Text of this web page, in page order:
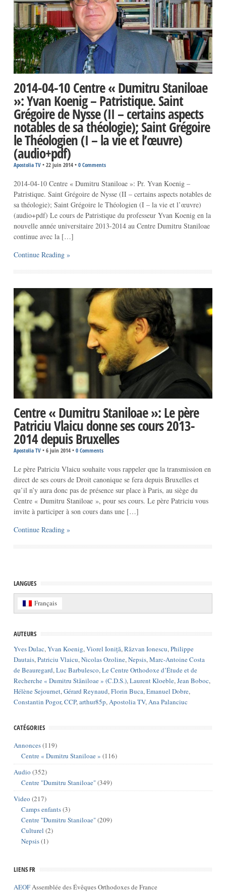
2014-04-10 Centre « Dumitru Staniloae
»: Yvan Koenig – Patristique. Saint
Grégoire de Nysse (II – certains aspects
notables de sa théologie); Saint Grégoire
le Théologien (I – la vie et l’œuvre)
(audio+pdf)
Apostolia TV• 22 juin 2014• 0 Comments
2014-04-10 Centre « Dumitru Staniloae »: Pr. Yvan Koenig –
Patristique. Saint Grégoire de Nysse (II – certains aspects notables de
sa théologie); Saint Grégoire le Théologien (I – la vie et l’œuvre)
(audio+pdf) Le cours de Patristique du professeur Yvan Koenig en la
nouvelle année universitaire 2013-2014 au Centre Dumitru Staniloae
continue avec la […]
Continue Reading »
Centre « Dumitru Staniloae »: Le père
Patriciu Vlaicu donne ses cours 2013-
2014 depuis Bruxelles
Apostolia TV• 6 juin 2014• 0 Comments
Le père Patriciu Vlaicu souhaite vous rappeler que la transmission en
direct de ses cours de Droit canonique se fera depuis Bruxelles et
qu’il n’y aura donc pas de présence sur place à Paris, au siège du
Centre « Dumitru Staniloae », pour ses cours. Le père Patriciu vous
invite à participer à son cours dans une […]
Continue Reading »
LANGUES
Français
AUTEURS
Yves Dulac,Yvan Koenig,Viorel Ioniță,Răzvan Ionescu,Philippe
Dautais,Patriciu Vlaicu,Nicolas Ozoline,Nepsis,Marc-Antoine Costa
de Beauregard,Luc Barbulesco,Le Centre Orthodoxe d’Étude et de
Recherche « Dumitru Stăniloae » (C.D.S.),Laurent Kloeble,Jean Boboc,
Hélène Sejournet,Gérard Reynaud,Florin Buca,Emanuel Dobre,
Constantin Pogor,CCP,arthur85p,Apostolia TV,Ana Palanciuc
CATÉGORIES
Annonces(119)
Centre « Dumitru Staniloae » (116)
Audio (352)
Centre "Dumitru Staniloae"(349)
Video (217)
Camps enfants(3)
Centre "Dumitru Staniloae"(209)
Culturel (2)
Nepsis(1)
LIENS FR
AEOFAssemblée des Évêques Orthodoxes de France